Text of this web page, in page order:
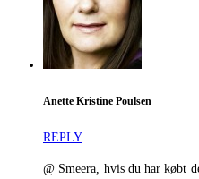
Anette Kristine Poulsen
REPLY
@ Smeera, hvis du har købt